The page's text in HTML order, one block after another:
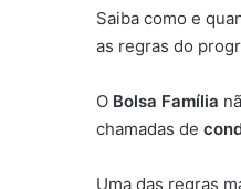
Saiba como e
as regras do
O Bolsa Família
chamadas de
Uma das regras